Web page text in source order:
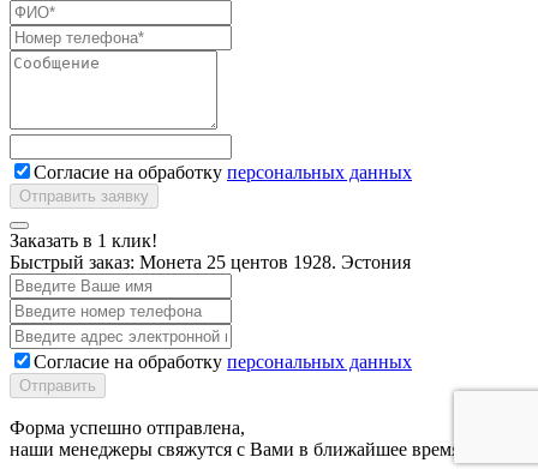
Согласие на обработку персональных данных
Заказать в 1 клик!
Быстрый заказ: Монета 25 центов 1928. Эстония
Согласие на обработку персональных данных
Отправить
Форма успешно отправлена,
наши менеджеры свяжутся с Вами в ближайшее время.